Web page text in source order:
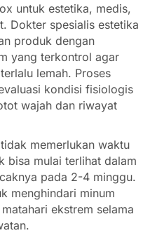
untuk estetika, medis,
Dokter spesialis estetika
produk dengan
yang terkontrol agar
lemah. Proses
kondisi fisiologis
wajah dan riwayat
memerlukan waktu
bisa mulai terlihat dalam
pada 2-4 minggu.
menghindari minum
ekstrem selama